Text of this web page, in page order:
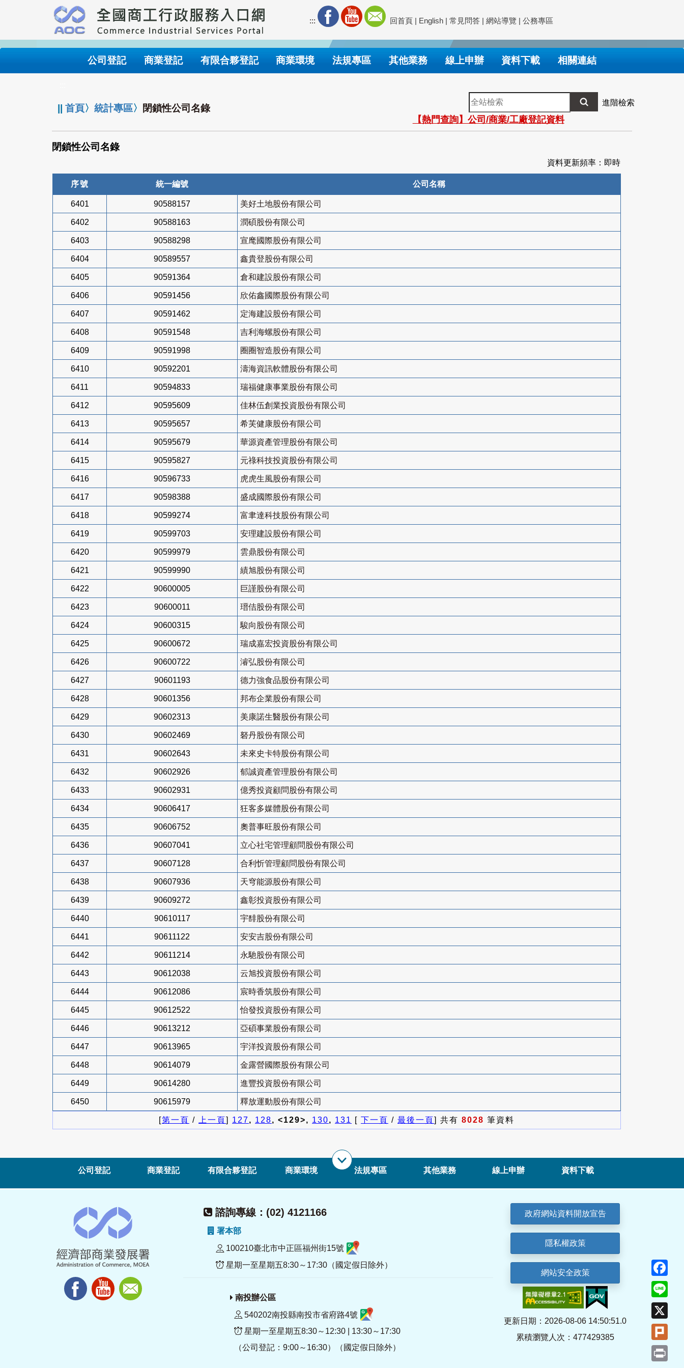
要
內
::: 回首頁 | English | 常見問答 | 網站導覽 | 公務專區
公司登記 商業登記 有限合夥登記 商業環境 法規專區 其他業務 線上申辦 資料下載 相關連結
||首頁〉統計專區〉 閉鎖性公司名錄
全
站
檢
索
進階檢索
【熱門查詢】公司/商業/工廠登記資料
閉鎖性公司名錄
資料更新頻率：即時
序號 統一編號 公司名稱
6401 90588157 美好土地股份有限公司
6402 90588163 潤碩股份有限公司
6403 90588298 宣麾國際股份有限公司
6404 90589557 鑫貴登股份有限公司
6405 90591364 倉和建設股份有限公司
6406 90591456 欣佑鑫國際股份有限公司
6407 90591462 定海建設股份有限公司
6408 90591548 吉利海螺股份有限公司
6409 90591998 圈圈智造股份有限公司
6410 90592201 濤海資訊軟體股份有限公司
6411 90594833 瑞福健康事業股份有限公司
6412 90595609 佳林伍創業投資股份有限公司
6413 90595657 希芙健康股份有限公司
6414 90595679 華源資產管理股份有限公司
6415 90595827 元祿科技投資股份有限公司
6416 90596733 虎虎生風股份有限公司
6417 90598388 盛成國際股份有限公司
6418 90599274 富聿達科技股份有限公司
6419 90599703 安理建設股份有限公司
6420 90599979 雲鼎股份有限公司
6421 90599990 績旭股份有限公司
6422 90600005 巨謹股份有限公司
6423 90600011 瑨佶股份有限公司
6424 90600315 駿向股份有限公司
6425 90600672 瑞成嘉宏投資股份有限公司
6426 90600722 濬弘股份有限公司
6427 90601193 德力強食品股份有限公司
6428 90601356 邦布企業股份有限公司
6429 90602313 美康諾生醫股份有限公司
6430 90602469 砮丹股份有限公司
6431 90602643 未來史卡特股份有限公司
6432 90602926 郁誠資產管理股份有限公司
6433 90602931 億秀投資顧問股份有限公司
6434 90606417 狂客多媒體股份有限公司
6435 90606752 奧普事旺股份有限公司
6436 90607041 立心社宅管理顧問股份有限公司
6437 90607128 合利忻管理顧問股份有限公司
6438 90607936 天穹能源股份有限公司
6439 90609272 鑫彰投資股份有限公司
6440 90610117 宇馡股份有限公司
6441 90611122 安安吉股份有限公司
6442 90611214 永馳股份有限公司
6443 90612038 云旭投資股份有限公司
6444 90612086 宸時香筑股份有限公司
6445 90612522 怡發投資股份有限公司
6446 90613212 亞碩事業股份有限公司
6447 90613965 宇洋投資股份有限公司
6448 90614079 金露營國際股份有限公司
6449 90614280 進豐投資股份有限公司
6450 90615979 釋放運動股份有限公司
[第一頁 / 上一頁] 127, 128, <129>, 130, 131 [ 下一頁 / 最後一頁] 共有 8028 筆資料
公司登記 商業登記 有限合夥登記 商業環境 法規專區 其他業務 線上申辦 資料下載
諮詢專線：(02) 4121166
署本部
100210臺北市中正區福州街15號
星期一至星期五8:30～17:30（國定假日除外）
南投辦公區
540202南投縣南投市省府路4號
星期一至星期五8:30～12:30 | 13:30～17:30
（公司登記：9:00～16:30）（國定假日除外）
政府網站資料開放宣告
隱私權政策
網站安全政策
更新日期：2026-08-06 14:50:51.0
累積瀏覽人次：477429385